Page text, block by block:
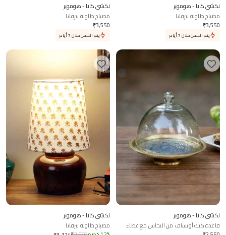
نكشي كاتا - هوموير
مصباح طاولة نيرفانا
₹3,550
يتم الشحن خلال 7 أيام
نكشي كاتا - هوموير
مصباح طاولة نيرفانا
₹3,550
يتم الشحن خلال 7 أيام
نكشي كاتا - هوموير
قاعدة كيك أوتساف من النحاس مع غطاء
نكشي كاتا - هوموير
مصباح طاولة نيرفانا